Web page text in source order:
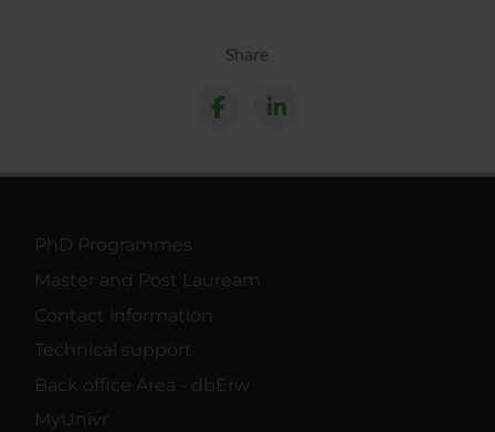
Share
PhD Programmes
Master and Post Lauream
Contact information
Technical support
Back office Area - dbErw
MyUnivr